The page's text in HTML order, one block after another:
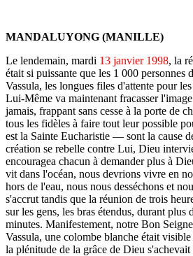
MANDALUYONG (MANILLE)
Le lendemain, mardi 13 janvier 1998, la
était si puissante que les 1 000 personnes
Vassula, les longues files d'attente pour
Lui-Même va maintenant fracasser
jamais, frappant sans cesse à la porte de
tous les fidèles à faire tout leur possible
est la Sainte Eucharistie — sont la cause
création se rebelle contre Lui, Dieu
encouragea chacun à demander plus à
vit dans l'océan, nous devrions vivre en
hors de l'eau, nous nous desséchons et
s'accrut tandis que la réunion de trois
sur les gens, les bras étendus, durant
minutes. Manifestement, notre Bon
Vassula, une colombe blanche était
la plénitude de la grâce de Dieu